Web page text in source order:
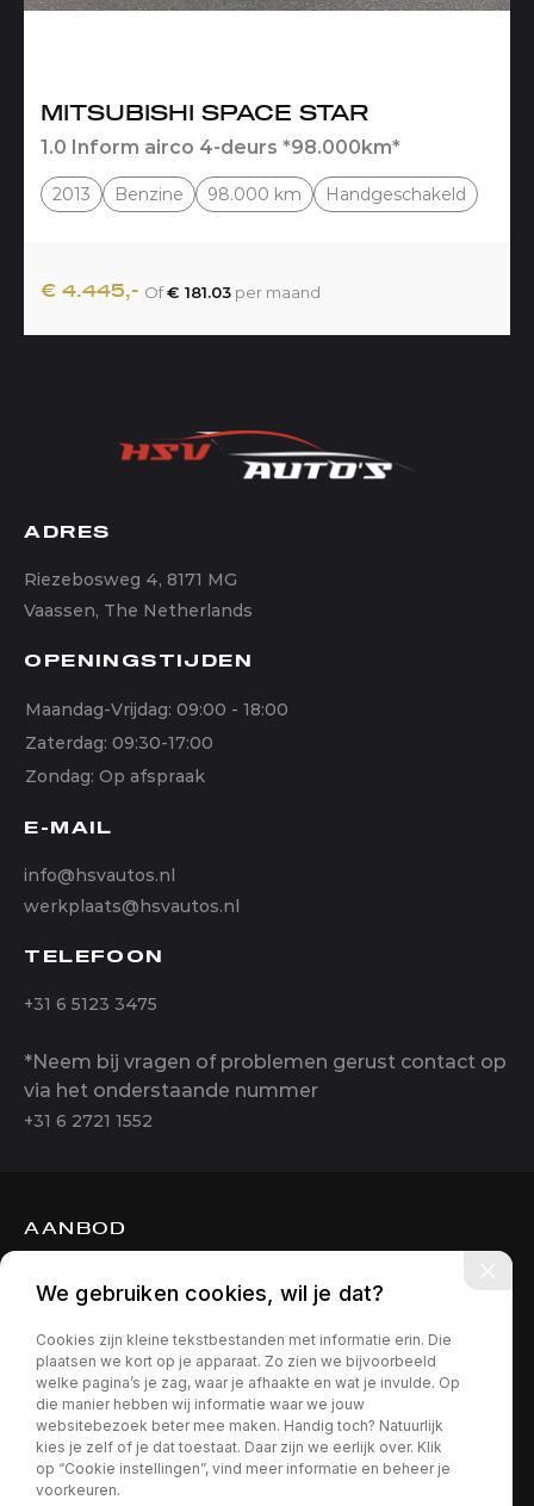
MITSUBISHI SPACE STAR
1.0 Inform airco 4-deurs *98.000km*
2013 Benzine 98.000 km Handgeschakeld
€ 4.445,- Of€ 181.03 per maand
ADRES
Riezebosweg 4, 8171 MG
Vaassen, The Netherlands
OPENINGSTIJDEN
Maandag-Vrijdag: 09:00 - 18:00
Zaterdag: 09:30-17:00
Zondag: Op afspraak
E-MAIL
info@hsvautos.nl
werkplaats@hsvautos.nl
TELEFOON
+31 6 5123 3475
*Neem bij vragen of problemen gerust contact op
via het onderstaande nummer
+31 6 2721 1552
AANBOD
OVER ONS
CONTACT
We gebruiken cookies, wil je dat?
Cookies zijn kleine tekstbestanden met informatie erin. Die
plaatsen we kort op je apparaat. Zo zien we bijvoorbeeld
welke pagina’s je zag, waar je afhaakte en wat je invulde. Op
die manier hebben wij informatie waar we jouw
websitebezoek beter mee maken. Handig toch? Natuurlijk
kies je zelf of je dat toestaat. Daar zijn we eerlijk over. Klik
op “Cookie instellingen”, vind meer informatie en beheer je
voorkeuren.